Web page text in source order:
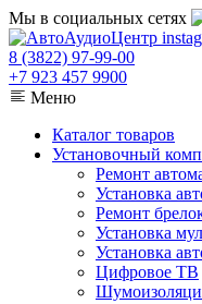
Мы в социальных сетях
8 (3822) 97-99-00
+7 923 457 9900
Меню
Каталог товаров
Установочный
Ремонт
Установка
Ремонт
Установка
Установка
Цифровое ТВ